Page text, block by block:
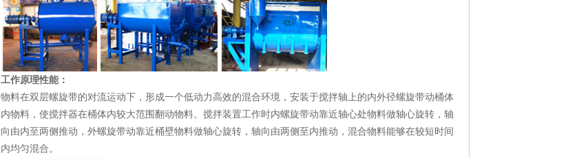
工作原理性能：
物料在双层螺旋带的对流运动下，形成一个低动力高效的混合环境 ， 安装于搅拌轴上的内外径螺旋带动桶体
内物料，使搅拌器在桶体内较大范围翻动物料。搅拌装置工作时内螺旋带动靠近轴心处物料做轴心旋转，轴
向由内至两侧推动，外螺旋带动靠近桶壁物料做轴心旋转，轴向由两侧至内推动，混合物料能够在较短时间
内均匀混合。